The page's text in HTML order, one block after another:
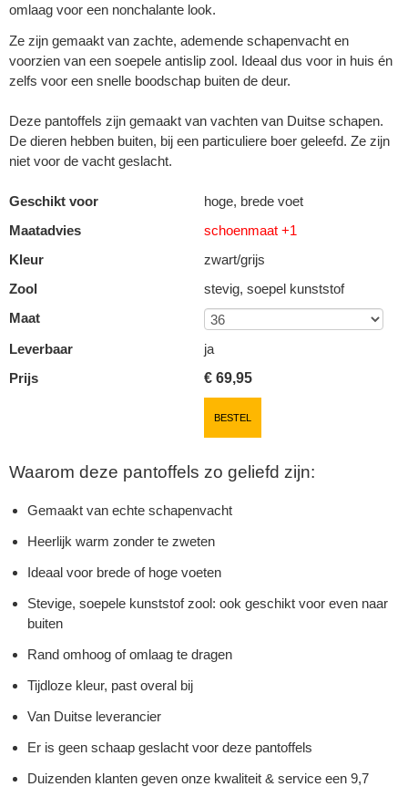
omlaag voor een nonchalante look.
Ze zijn gemaakt van zachte, ademende schapenvacht en
voorzien van een soepele antislip zool. Ideaal dus voor in huis én
zelfs voor een snelle boodschap buiten de deur.
Deze pantoffels zijn gemaakt van vachten van Duitse schapen.
De dieren hebben buiten, bij een particuliere boer geleefd. Ze zijn
niet voor de vacht geslacht.
Geschikt voor
hoge, brede voet
Maatadvies
schoenmaat +1
Kleur
zwart/grijs
Zool
stevig, soepel kunststof
Maat
Leverbaar
ja
Prijs
€ 69,95
BESTEL
Waarom deze pantoffels zo geliefd zijn:
Gemaakt van echte schapenvacht
Heerlijk warm zonder te zweten
Ideaal voor brede of hoge voeten
Stevige, soepele kunststof zool: ook geschikt voor even naar
buiten
Rand omhoog of omlaag te dragen
Tijdloze kleur, past overal bij
Van Duitse leverancier
Er is geen schaap geslacht voor deze pantoffels
Duizenden klanten geven onze kwaliteit & service een 9,7